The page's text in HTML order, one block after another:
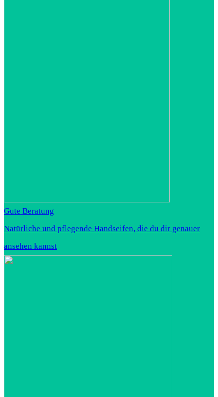
Gute Beratung
Natürliche und pflegende Handseifen, die du dir genauer
ansehen kannst